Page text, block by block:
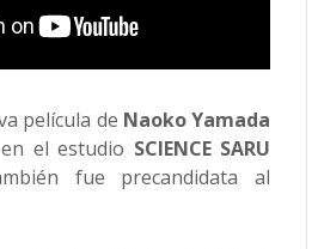
película de Naoko Yamada
el estudio SCIENCE SARU
fue precandidata al